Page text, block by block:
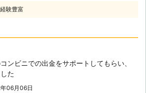
動かします 弊社はお客様の車を、ジ
とは、車にエンジンを動かす程度の電
送る用のジャンプスターターもしくは
ーで統一） ②ジャンプスターターを
上がってしまいます。せっかく出かけ
繰り出したいですよね。車のバッテリ
におまかせください。 ●ジャンプス
経験豊富
ンビニでの出金をサポートしてもらい、
た
06月06日